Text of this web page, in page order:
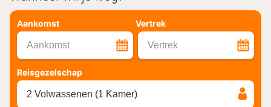
Aankomst Vertrek
Aankomst Vertrek
Reisgezelschap
2 Volwassenen (1 Kamer)